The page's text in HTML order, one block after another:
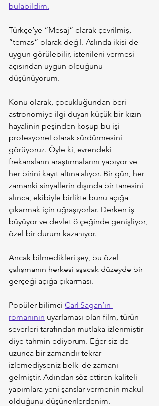
bulabildim.
Türkçe’ye “Mesaj” olarak çevrilmiş,
“temas” olarak değil. Aslında ikisi de
uygun görülebilir, istenileni vermesi
açısından uygun olduğunu
düşünüyorum.
Konu olarak, çocukluğundan beri
astronomiye ilgi duyan küçük bir kızın
hayalinin peşinden koşup bu işi
profesyonel olarak sürdürmesini
görüyoruz. Öyle ki, evrendeki
frekansların araştırmalarını yapıyor ve
her birini kayıt altına alıyor. Bir gün, her
zamanki sinyallerin dışında bir tanesini
alınca, ekibiyle birlikte bunu açığa
çıkarmak için uğraşıyorlar. Derken iş
büyüyor ve devlet ölçeğinde genişliyor,
özel bir durum kazanıyor.
Ancak bilmedikleri şey, bu özel
çalışmanın herkesi aşacak düzeyde bir
gerçeği açığa çıkarması.
Popüler bilimci Carl Sagan’ın
romanının uyarlaması olan film, türün
severleri tarafından mutlaka izlenmiştir
diye tahmin ediyorum. Eğer siz de
uzunca bir zamandır tekrar
izlemediyseniz belki de zamanı
gelmiştir. Adından söz ettiren kaliteli
yapımlara yeni şanslar vermenin makul
olduğunu düşünenlerdenim.